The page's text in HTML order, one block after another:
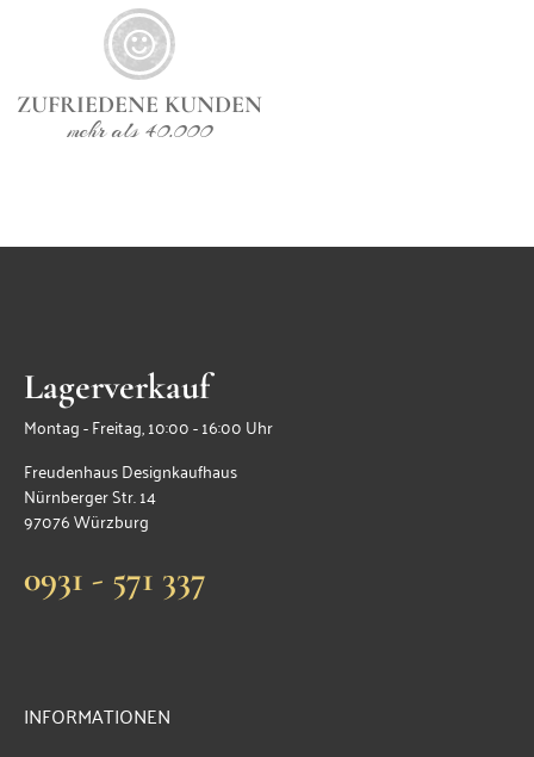
ZUFRIEDENE KUNDEN
mehr als 40.000
Lagerverkauf
Montag - Freitag, 10:00 - 16:00 Uhr
Freudenhaus Designkaufhaus
Nürnberger Str. 14
97076 Würzburg
0931 - 571 337
INFORMATIONEN